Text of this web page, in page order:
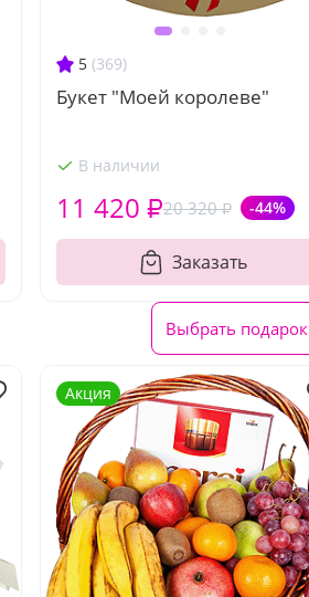
5 (369)
Букет "Моей королеве"
В наличии
20 320 ₽ -44%
11 420 ₽
Заказать
Выбрать подарок
Акция